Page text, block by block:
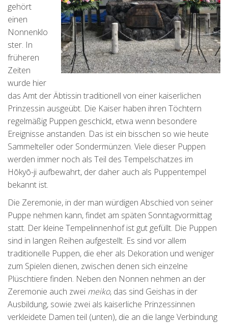
gehört
einen
Nonnenklo
ster. In
früheren
Zeiten
wurde hier
das Amt der Äbtissin traditionell von einer kaiserlichen
Prinzessin ausgeübt. Die Kaiser haben ihren Töchtern
regelmäßig Puppen geschickt, etwa wenn besondere
Ereignisse anstanden. Das ist ein bisschen so wie heute
Sammelteller oder Sondermünzen. Viele dieser Puppen
werden immer noch als Teil des Tempelschatzes im
Hōkyō-ji aufbewahrt, der daher auch als Puppentempel
bekannt ist.
Die Zeremonie, in der man würdigen Abschied von seiner
Puppe nehmen kann, findet am späten Sonntagvormittag
statt. Der kleine Tempelinnenhof ist gut gefüllt. Die Puppen
sind in langen Reihen aufgestellt. Es sind vor allem
traditionelle Puppen, die eher als Dekoration und weniger
zum Spielen dienen, zwischen denen sich einzelne
Plüschtiere finden. Neben den Nonnen nehmen an der
Zeremonie auch zwei meiko, das sind Geishas in der
Ausbildung, sowie zwei als kaiserliche Prinzessinnen
verkleidete Damen teil (unten), die an die lange Verbindung